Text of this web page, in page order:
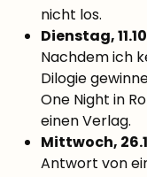
nicht los.
Dienstag,
Nachdem ich
Dilogie
One Night in
einen Verlag.
Mittwoch,
Antwort von